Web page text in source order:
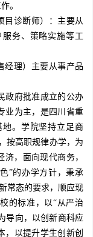
。
目诊断师）：主要从
务、策略实施等工
经理）主要从事产品
政府批准成立的公办
业为主，是四川省重
。学院坚持立足商
按高职规律办学，为
，面向现代商务，
”的办学方针，秉承
常态的要求，顺应现
的标准，以“从严治
导向，以创新商科应
，以提升学生创新创